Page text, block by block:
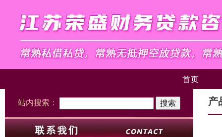
首页
站内搜索： 产